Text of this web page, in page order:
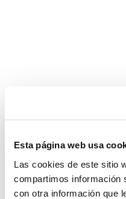
Esta página web usa
Las cookies de este sitio
compartimos información
con otra información que